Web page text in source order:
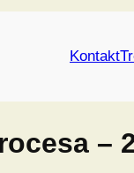
Kontakt
–